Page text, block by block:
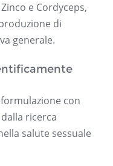
e Cordyceps,
di
generale.
con
ricerca
salute sessuale